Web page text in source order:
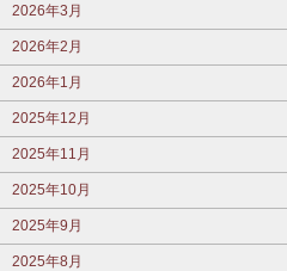
2026年3月
2026年2月
2026年1月
2025年12月
2025年11月
2025年10月
2025年9月
2025年8月